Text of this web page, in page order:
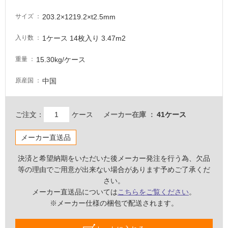
サイズ 203.2×1219.2×t2.5mm
入り数 1ケース 14枚入り 3.47m2
重量 15.30kg/ケース
原産国 中国
ご注文： ケース メーカー在庫 41ケース
メーカー直送品
決済と希望納期をいただいた後メーカー発注を行う為、欠品
等の理由でご用意が出来ない場合があります予めご了承くだ
さい。
メーカー直送品についてはこちらをご覧ください。
※メーカー仕様の梱包で配送されます。
が
意
必
適
し
て
い
な
い
屋
外